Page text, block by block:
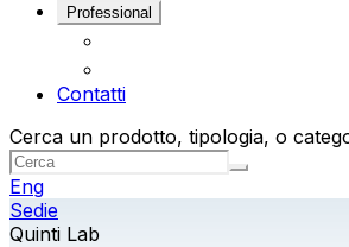
Professional
Contatti
Cerca un prodotto, tipologia, o
Eng
Sedie
Quinti Lab